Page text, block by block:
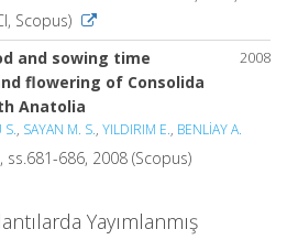
Scopus)
2008
and sowing time
flowering of Consolida
Anatolia
S., SAYAN M. S., YILDIRIM E., BENLİAY A.
ss.681-686, 2008 (Scopus)
Yayımlanmış